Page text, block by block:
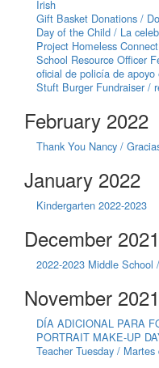
Irish
Gift Basket Donations /
Day of the Child / La
Project Homeless
School Resource Officer
oficial de policía de apoyo
Stuft Burger Fundraiser /
February 2022
Thank You Nancy /
January 2022
Kindergarten 2022-2023
December 2021
2022-2023 Middle School
November 2021
DÍA ADICIONAL PARA
PORTRAIT MAKE-UP
Teacher Tuesday /